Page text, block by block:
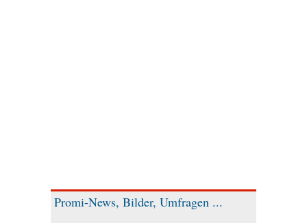
Promi-News, Bilder, Umfragen ...